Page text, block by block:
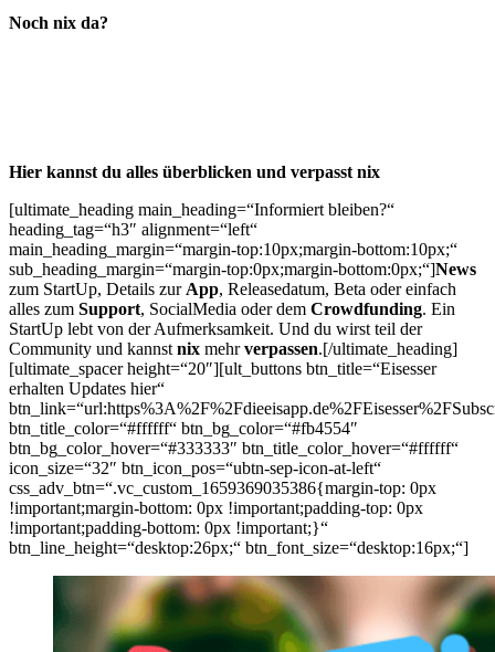
Noch nix da?
Hier kannst du alles überblicken und verpasst nix
[ultimate_heading main_heading=“Informiert bleiben?“
heading_tag=“h3″ alignment=“left“
main_heading_margin=“margin-top:10px;margin-bottom:10px;“
sub_heading_margin=“margin-top:0px;margin-bottom:0px;“]News
zum StartUp, Details zur App, Releasedatum, Beta oder einfach
alles zum Support, SocialMedia oder dem Crowdfunding. Ein
StartUp lebt von der Aufmerksamkeit. Und du wirst teil der
Community und kannst nix mehrverpassen.[/ultimate_heading]
[ultimate_spacer height=“20″][ult_buttons btn_title=“Eisesser
erhalten Updates hier“
btn_title_color=“#ffffff“ btn_bg_color=“#fb4554″
btn_bg_color_hover=“#333333″ btn_title_color_hover=“#ffffff“
icon_size=“32″ btn_icon_pos=“ubtn-sep-icon-at-left“
css_adv_btn=“.vc_custom_1659369035386{margin-top: 0px
!important;margin-bottom: 0px !important;padding-top: 0px
!important;padding-bottom: 0px !important;}“
btn_line_height=“desktop:26px;“ btn_font_size=“desktop:16px;“]